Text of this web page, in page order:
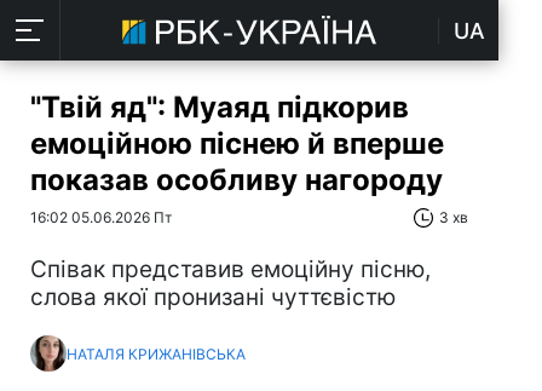
UA
"Твій яд": Муаяд підкорив
емоційною піснею й вперше
показав особливу нагороду
16:02 05.06.2026 Пт 3 хв
Співак представив емоційну пісню,
слова якої пронизані чуттєвістю
НАТАЛЯ КРИЖАНІВСЬКА